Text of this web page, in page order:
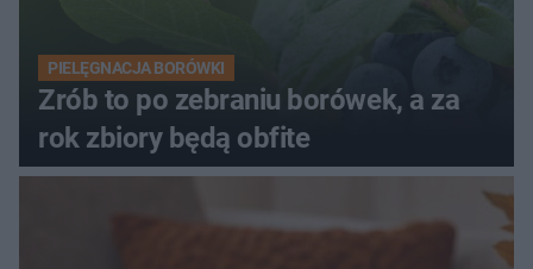
PIELĘGNACJA BORÓWKI
Zrób to po zebraniu borówek, a za
rok zbiory będą obfite